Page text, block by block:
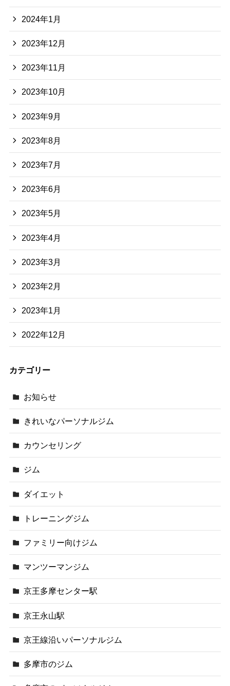
2024年1月
2023年12月
2023年11月
2023年10月
2023年9月
2023年8月
2023年7月
2023年6月
2023年5月
2023年4月
2023年3月
2023年2月
2023年1月
2022年12月
カテゴリー
お知らせ
きれいなパーソナルジム
カウンセリング
ジム
ダイエット
トレーニングジム
ファミリー向けジム
マンツーマンジム
京王多摩センター駅
京王永山駅
京王線沿いパーソナルジム
多摩市のジム